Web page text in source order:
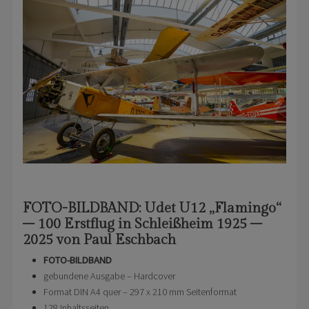
FOTO-BILDBAND: Udet U12 „Flamingo“
– 100 Erstflug in Schleißheim 1925 –
2025 von Paul Eschbach
FOTO-BILDBAND
gebundene Ausgabe – Hardcover
Format DIN A4 quer – 297 x 210 mm Seitenformat